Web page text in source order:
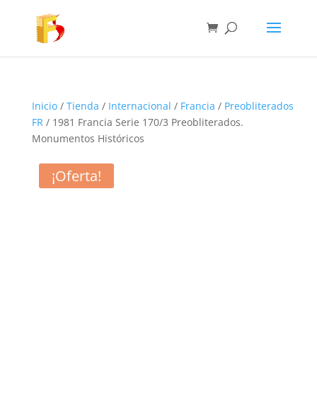
Inicio/ Tienda / Internacional / Francia / Preobliterados
FR/ 1981 Francia Serie 170/3 Preobliterados.
Monumentos Históricos
¡Oferta!